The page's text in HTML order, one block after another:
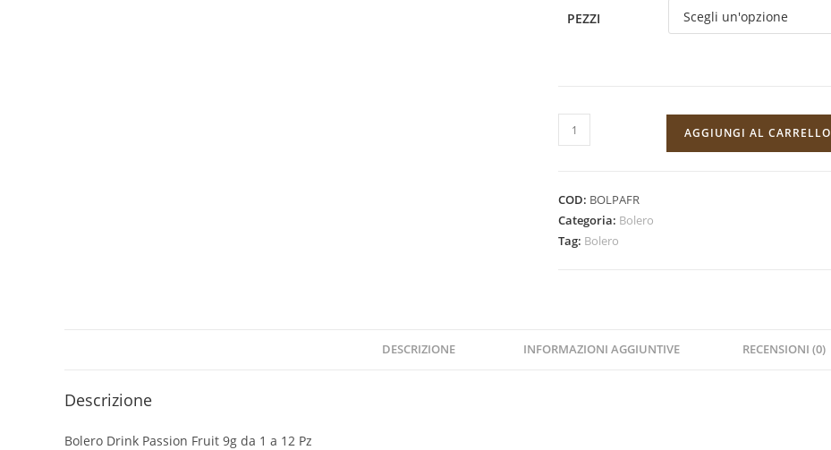
PEZZI
Bolero
Drink
9g
da
quantità
AGGIUNGI AL CARRELLO
COD: BOLPAFR
Categoria: Bolero
Tag: Bolero
DESCRIZIONE INFORMAZIONI AGGIUNTIVE RECENSIONI (0)
Descrizione
Bolero Drink Passion Fruit 9g da 1 a 12 Pz